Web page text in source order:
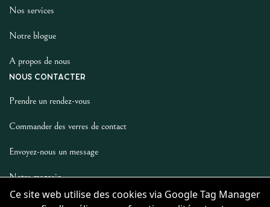
Ce site web utilise des cookies via Google Tag Manager
Nos services
Notre blogue
A propos de nous
NOUS CONTACTER
Prendre un rendez-vous
Commander des verres de contact
Envoyez-nous un message
Notre magasin
LES AUTRES